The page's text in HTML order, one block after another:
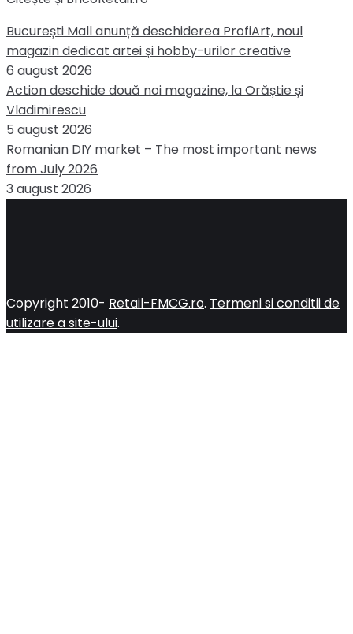
București Mall anunță deschiderea ProfiArt, noul
magazin dedicat artei și hobby-urilor creative
6 august 2026
Action deschide două noi magazine, la Orăștie și
Vladimirescu
5 august 2026
Romanian DIY market – The most important news
from July 2026
3 august 2026
Copyright 2010- Retail-FMCG.ro. Termeni si conditii de
utilizare a site-ului.